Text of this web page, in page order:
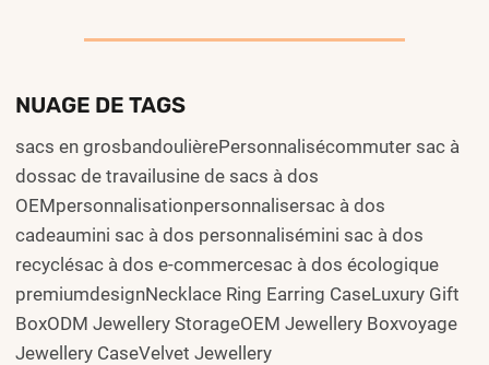
NUAGE DE TAGS
sacs en grosbandoulièrePersonnalisécommuter sac à
dossac de travailusine de sacs à dos
OEMpersonnalisationpersonnalisersac à dos
cadeaumini sac à dos personnalisémini sac à dos
recyclésac à dos e-commercesac à dos écologique
premiumdesignNecklace Ring Earring CaseLuxury Gift
BoxODM Jewellery StorageOEM Jewellery Boxvoyage
Jewellery CaseVelvet Jewellery